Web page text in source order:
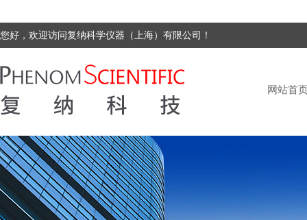
您好，欢迎访问复纳科学仪器（上海）有限公司！
网站首